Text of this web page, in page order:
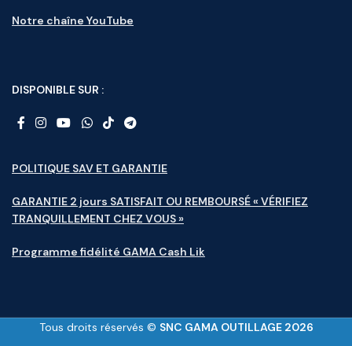
Notre chaîne YouTube
DISPONIBLE SUR :
POLITIQUE SAV ET GARANTIE
GARANTIE 2 jours SATISFAIT OU REMBOURSÉ « VÉRIFIEZ
TRANQUILLEMENT CHEZ VOUS »
Programme fidélité GAMA Cash Lik
Tous droits réservés © SNC GAMA OUTILLAGE 2026